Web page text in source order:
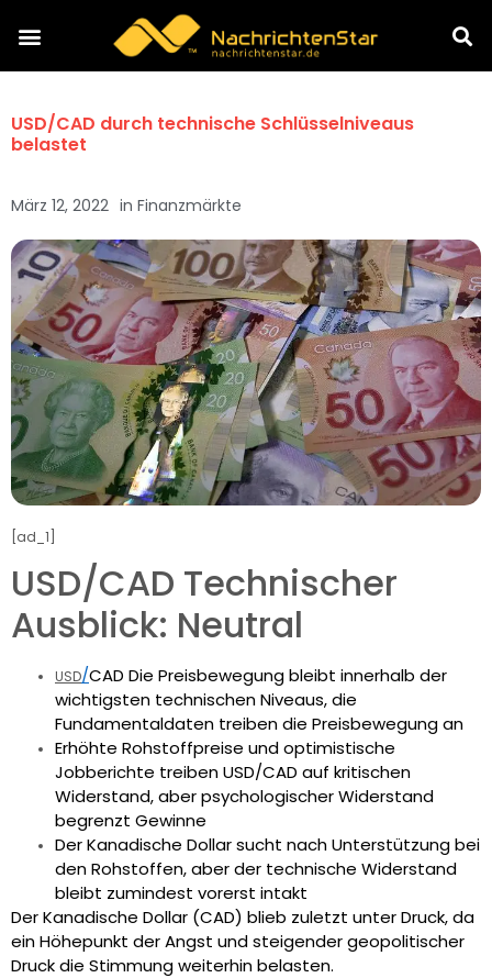
USD/CAD durch technische Schlüsselniveaus
belastet
März 12, 2022 in Finanzmärkte
[ad_1]
USD/CAD Technischer
Ausblick: Neutral
USD/CAD Die Preisbewegung bleibt innerhalb der
wichtigsten technischen Niveaus, die
Fundamentaldaten treiben die Preisbewegung an
Erhöhte Rohstoffpreise und optimistische
Jobberichte treiben USD/CAD auf kritischen
Widerstand, aber psychologischer Widerstand
begrenzt Gewinne
Der Kanadische Dollar sucht nach Unterstützung bei
den Rohstoffen, aber der technische Widerstand
bleibt zumindest vorerst intakt
Der Kanadische Dollar (CAD) blieb zuletzt unter Druck, da
ein Höhepunkt der Angst und steigender geopolitischer
Druck die Stimmung weiterhin belasten.